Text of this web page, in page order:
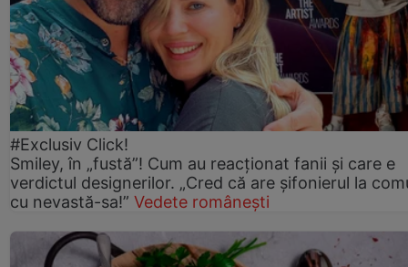
#Exclusiv Click!
Smiley, în „fustă”! Cum au reacționat fanii și care e
verdictul designerilor. „Cred că are șifonierul la
cu nevastă-sa!” Vedete românești